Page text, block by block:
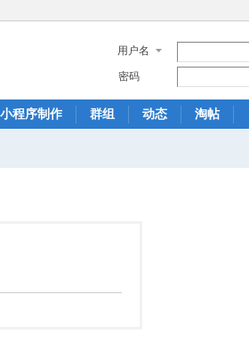
用户名
密码
小程序制作 群组 动态 淘帖